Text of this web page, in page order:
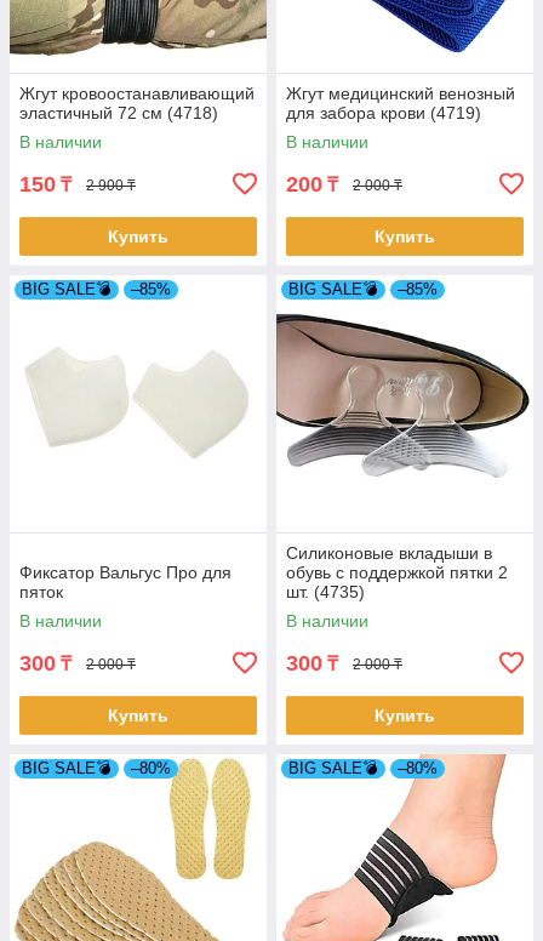
Жгут кровоостанавливающий
эластичный 72 см (4718)
В наличии
150 ₸ 2 900 ₸
Купить
Жгут медицинский венозный
для забора крови (4719)
В наличии
200 ₸ 2 000 ₸
Купить
BIG SALE💣 –85%
Фиксатор Вальгус Про для
пяток
В наличии
300 ₸ 2 000 ₸
Купить
BIG SALE💣 –85%
Силиконовые вкладыши в
обувь с поддержкой пятки 2
шт. (4735)
В наличии
300 ₸ 2 000 ₸
Купить
BIG SALE💣 –80% BIG SALE💣 –80%